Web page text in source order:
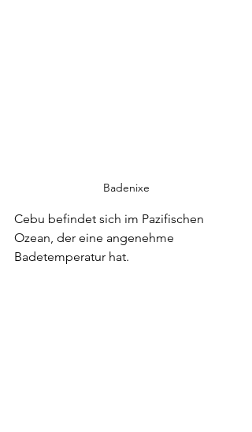
Badenixe
Cebu befindet sich im Pazifischen
Ozean, der eine angenehme
Badetemperatur hat.